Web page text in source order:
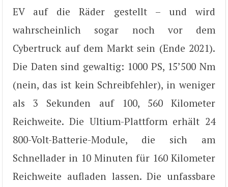
EV auf die Räder gestellt – und wird
wahrscheinlich sogar noch vor dem
Cybertruck auf dem Markt sein (Ende 2021).
Die Daten sind gewaltig: 1000 PS, 15’500 Nm
(nein, das ist kein Schreibfehler), in weniger
als 3 Sekunden auf 100, 560 Kilometer
Reichweite. Die Ultium-Plattform erhält 24
800-Volt-Batterie-Module, die sich am
Schnellader in 10 Minuten für 160 Kilometer
Reichweite aufladen lassen. Die unfassbare